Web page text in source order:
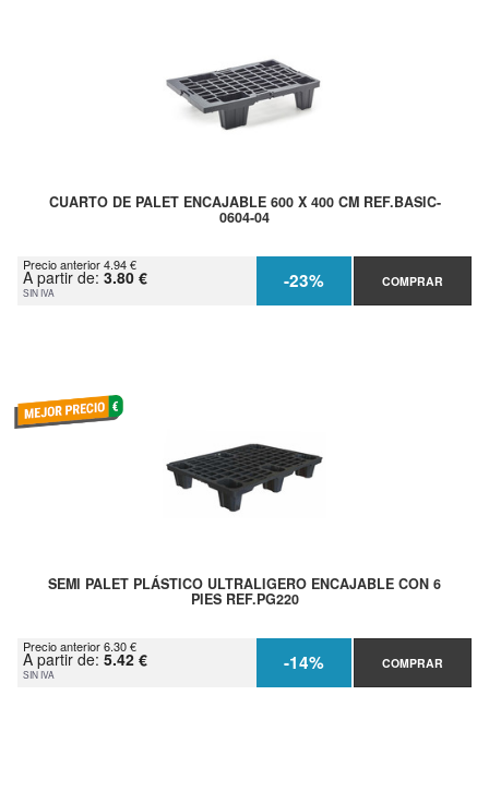
CUARTO DE PALET ENCAJABLE 600 X 400 CM REF.BASIC-
0604-04
Precio anterior 4.94 €
A partir de: 3.80 €
SIN IVA -23% COMPRAR
SEMI PALET PLÁSTICO ULTRALIGERO ENCAJABLE CON 6
PIES REF.PG220
Precio anterior 6.30 €
A partir de: 5.42 €
SIN IVA -14% COMPRAR